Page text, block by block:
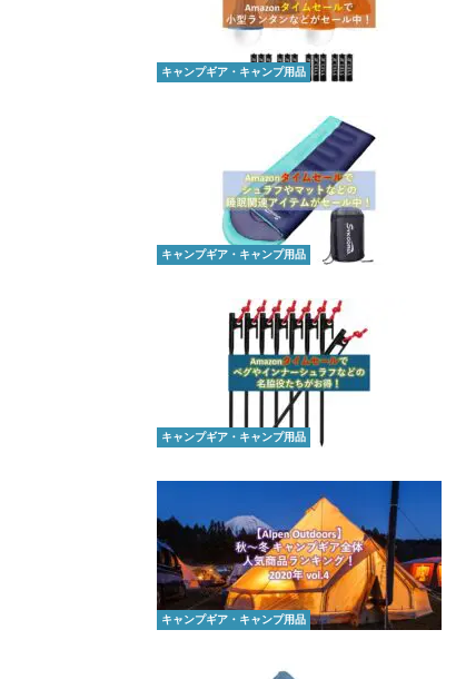
キャンプギア・キャンプ用品
キャンプギア・キャンプ用品
キャンプギア・キャンプ用品
キャンプギア・キャンプ用品